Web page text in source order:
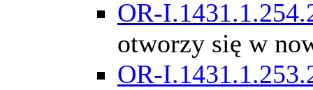
OR-
otworzy się w
OR-